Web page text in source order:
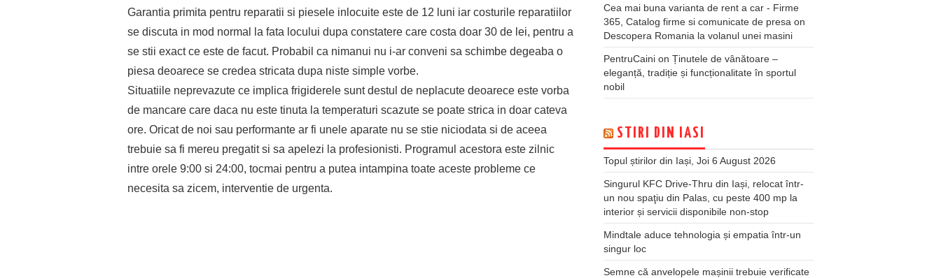
Garantia primita pentru reparatii si piesele inlocuite este de 12 luni iar costurile reparatiilor
se discuta in mod normal la fata locului dupa constatere care costa doar 30 de lei, pentru a
se stii exact ce este de facut. Probabil ca nimanui nu i-ar conveni sa schimbe degeaba o
piesa deoarece se credea stricata dupa niste simple vorbe.
Situatiile neprevazute ce implica frigiderele sunt destul de neplacute deoarece este vorba
de mancare care daca nu este tinuta la temperaturi scazute se poate strica in doar cateva
ore. Oricat de noi sau performante ar fi unele aparate nu se stie niciodata si de aceea
trebuie sa fi mereu pregatit si sa apelezi la profesionisti. Programul acestora este zilnic
intre orele 9:00 si 24:00, tocmai pentru a putea intampina toate aceste probleme ce
necesita sa zicem, interventie de urgenta.
Cea mai buna varianta de rent a car - Firme
365, Catalog firme si comunicate de presa on
Descopera Romania la volanul unei masini
PentruCaini on Ținutele de vânătoare –
eleganță, tradiție și funcționalitate în sportul
nobil
STIRI DIN IASI
Topul știrilor din Iași, Joi 6 August 2026
Singurul KFC Drive-Thru din Iași, relocat într-
un nou spaţiu din Palas, cu peste 400 mp la
interior și servicii disponibile non-stop
Mindtale aduce tehnologia și empatia într-un
singur loc
Semne că anvelopele mașinii trebuie verificate